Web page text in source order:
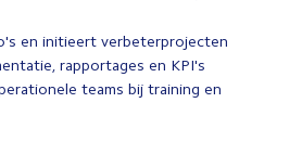
en initieert verbeterprojecten
rapportages en KPI's
teams bij training en